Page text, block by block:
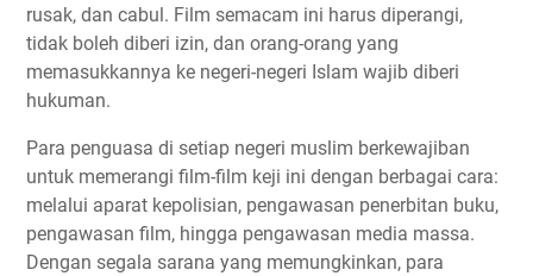
rusak, dan cabul. Film semacam ini harus diperangi,
tidak boleh diberi izin, dan orang-orang yang
memasukkannya ke negeri-negeri Islam wajib diberi
hukuman.
Para penguasa di setiap negeri muslim berkewajiban
untuk memerangi film-film keji ini dengan berbagai cara:
melalui aparat kepolisian, pengawasan penerbitan buku,
pengawasan film, hingga pengawasan media massa.
Dengan segala sarana yang memungkinkan, para